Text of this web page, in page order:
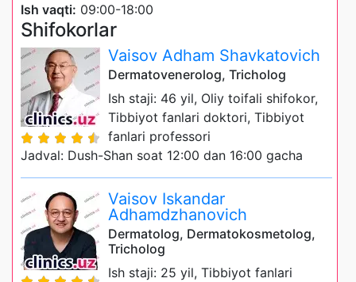
Ish vaqti: 09:00-18:00
Shifokorlar
Vaisov Adham Shavkatovich
Dermatovenerolog, Tricholog
Ish staji: 46 yil, Oliy toifali shifokor,
Tibbiyot fanlari doktori, Tibbiyot
fanlari professori
Jadval: Dush-Shan soat 12:00 dan 16:00 gacha
Vaisov Iskandar
Adhamdzhanovich
Dermatolog, Dermatokosmetolog,
Tricholog
Ish staji: 25 yil, Tibbiyot fanlari